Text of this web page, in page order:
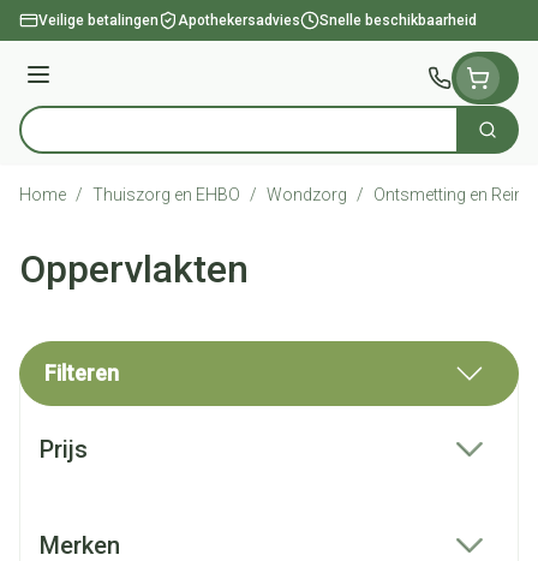
Ga naar de inhoud
Veilige betalingen Apothekersadvies Snelle beschikbaarheid
Menu
Product, merk, categorie... Zoek
Home / Thuiszorg en EHBO / Wondzorg / Ontsmetting en
Oppervlakten
Filteren
Prijs
Merken